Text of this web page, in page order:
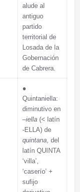
alude al
antiguo
partido
territorial de
Losada de la
Gobernación
de Cabrera.
●
Quintaniella:
diminutivo en
–iella (< latín
-ELLA) de
quintana, del
latín QUINTA
‘villa’,
‘caserío’ +
sufijo